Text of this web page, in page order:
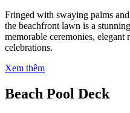
Fringed with swaying palms
the beachfront lawn is a
memorable ceremonies, elegant
celebrations.
Xem thêm
Beach Pool Deck